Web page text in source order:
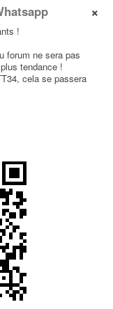
×
!
forum ne sera pas
tendance !
cela se passera
Sorties
et
Bistrot
et